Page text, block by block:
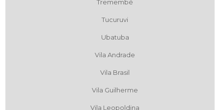
Tremembé
Tucuruvi
Ubatuba
Vila Andrade
Vila Brasil
Vila Guilherme
Vila Leopoldina